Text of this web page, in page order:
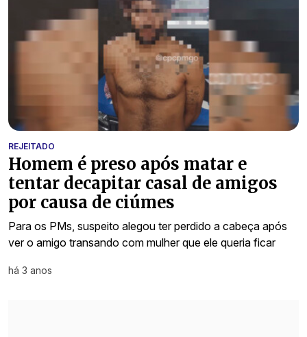
REJEITADO
Homem é preso após matar e
tentar decapitar casal de amigos
por causa de ciúmes
Para os PMs, suspeito alegou ter perdido a cabeça após
ver o amigo transando com mulher que ele queria ficar
há 3 anos